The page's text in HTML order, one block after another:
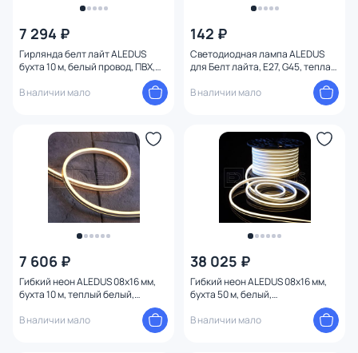
7 294 ₽
Гирлянда белт лайт ALEDUS
бухта 10 м, белый провод, ПВХ,
шаг 20 см, Е27 BC-WP-10M-20
В наличии мало
142 ₽
Светодиодная лампа ALEDUS
для Белт лайта, E27, G45, теплая
В наличии мало
7 606 ₽
Гибкий неон ALEDUS 08х16 мм,
бухта 10 м, теплый белый,
односторонний FX-WP-10-WW
В наличии мало
38 025 ₽
Гибкий неон ALEDUS 08х16 мм,
бухта 50 м, белый,
В наличии мало